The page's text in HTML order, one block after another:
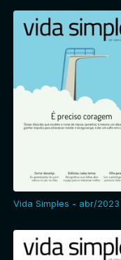
Vida Simples - abr/2023